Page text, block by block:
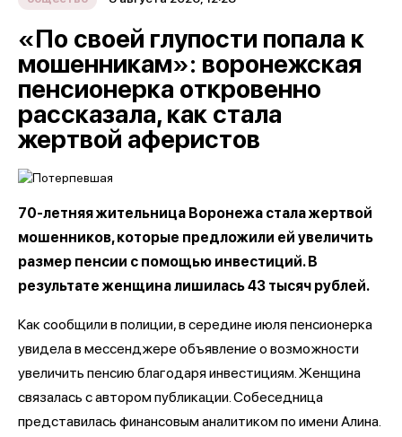
«По своей глупости попала к
мошенникам»: воронежская
пенсионерка откровенно
рассказала, как стала
жертвой аферистов
70-летняя жительница Воронежа стала жертвой
мошенников, которые предложили ей увеличить
размер пенсии с помощью инвестиций. В
результате женщина лишилась 43 тысяч рублей.
Как сообщили в полиции, в середине июля пенсионерка
увидела в мессенджере объявление о возможности
увеличить пенсию благодаря инвестициям. Женщина
связалась с автором публикации. Собеседница
представилась финансовым аналитиком по имени Алина.